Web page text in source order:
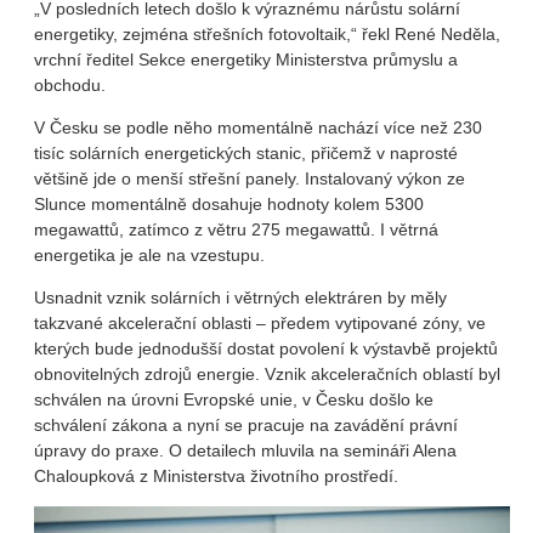
„V posledních letech došlo k výraznému nárůstu solární
energetiky, zejména střešních fotovoltaik,“ řekl René Neděla,
vrchní ředitel Sekce energetiky Ministerstva průmyslu a
obchodu.
V Česku se podle něho momentálně nachází více než 230
tisíc solárních energetických stanic, přičemž v naprosté
většině jde o menší střešní panely. Instalovaný výkon ze
Slunce momentálně dosahuje hodnoty kolem 5300
megawattů, zatímco z větru 275 megawattů. I větrná
energetika je ale na vzestupu.
Usnadnit vznik solárních i větrných elektráren by měly
takzvané akcelerační oblasti – předem vytipované zóny, ve
kterých bude jednodušší dostat povolení k výstavbě projektů
obnovitelných zdrojů energie. Vznik akceleračních oblastí byl
schválen na úrovni Evropské unie, v Česku došlo ke
schválení zákona a nyní se pracuje na zavádění právní
úpravy do praxe. O detailech mluvila na semináři Alena
Chaloupková z Ministerstva životního prostředí.